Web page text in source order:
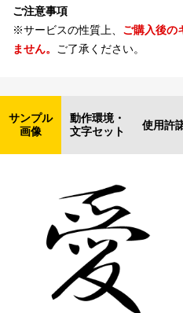
ご注意事項
※サービスの性質上、 ご購入後の
ません。 ご了承ください。
サンプル
画像
動作環境・
文字セット
使用許